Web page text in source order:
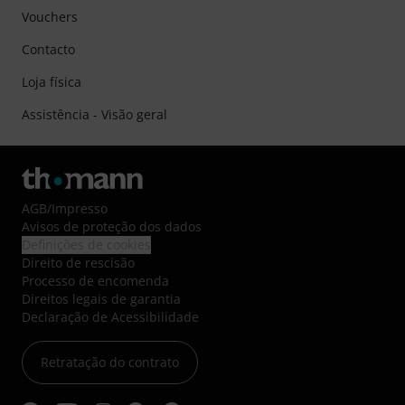
Vouchers
Contacto
Loja física
Assistência - Visão geral
AGB/Impresso
Avisos de proteção dos dados
Direito de rescisão
Processo de encomenda
Direitos legais de garantia
Declaração de Acessibilidade
Retratação do contrato